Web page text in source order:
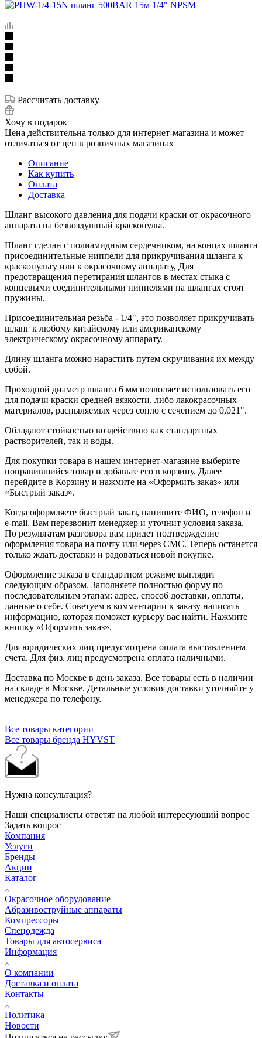
Рассчитать доставку
Хочу в подарок
Цена действительна только для интернет-магазина и может
отличаться от цен в розничных магазинах
Описание
Как купить
Оплата
Доставка
Шланг высокого давления для подачи краски от окрасочного
аппарата на безвоздушный краскопульт.
Шланг сделан с полиамидным сердечником, на концах шланга
присоединительные ниппели для прикручивания шланга к
краскопульту или к окрасочному аппарату, Для
предотвращения перетирания шлангов в местах стыка с
концевыми соединительными ниппелями на шлангах стоят
пружины.
Присоединительная резьба - 1/4", это позволяет прикручивать
шланг к любому китайскому или американскому
электрическому окрасочному аппарату.
Длину шланга можно нарастить путем скручивания их между
собой.
Проходной диаметр шланга 6 мм позволяет использовать его
для подачи краски средней вязкости, либо лакокрасочных
материалов, распыляемых через сопло с сечением до 0,021".
Обладают стойкостью воздействию как стандартных
растворителей, так и воды.
Для покупки товара в нашем интернет-магазине выберите
понравившийся товар и добавьте его в корзину. Далее
перейдите в Корзину и нажмите на «Оформить заказ» или
«Быстрый заказ».
Когда оформляете быстрый заказ, напишите ФИО, телефон и
e-mail. Вам перезвонит менеджер и уточнит условия заказа.
По результатам разговора вам придет подтверждение
оформления товара на почту или через СМС. Теперь останется
только ждать доставки и радоваться новой покупке.
Оформление заказа в стандартном режиме выглядит
следующим образом. Заполняете полностью форму по
последовательным этапам: адрес, способ доставки, оплаты,
данные о себе. Советуем в комментарии к заказу написать
информацию, которая поможет курьеру вас найти. Нажмите
кнопку «Оформить заказ».
Для юридических лиц предусмотрена оплата выставлением
счета. Для физ. лиц предусмотрена оплата наличными.
Доставка по Москве в день заказа. Все товары есть в наличии
на складе в Москве. Детальные условия доставки уточняйте у
менеджера по телефону.
Все товары категории
Все товары бренда HYVST
Нужна консультация?
Наши специалисты ответят на любой интересующий вопрос
Задать вопрос
Компания
Услуги
Бренды
Акции
Каталог
Окрасочное оборудование
Aбразивоструйные аппараты
Компрессоры
Спецодежда
Товары для автосервиса
Информация
О компании
Доставка и оплата
Контакты
Политика
Новости